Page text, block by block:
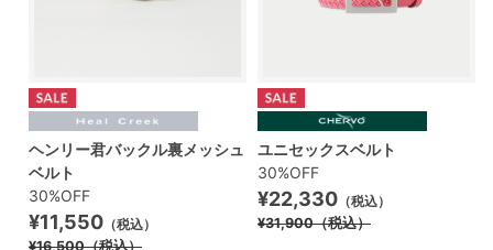
ヘンリー君バックル裏メッシュ
ベルト
30%OFF
¥11,550 （税込）
¥16,500（税込）
ユニセックスベルト
30%OFF
¥22,330 （税込）
¥31,900（税込）